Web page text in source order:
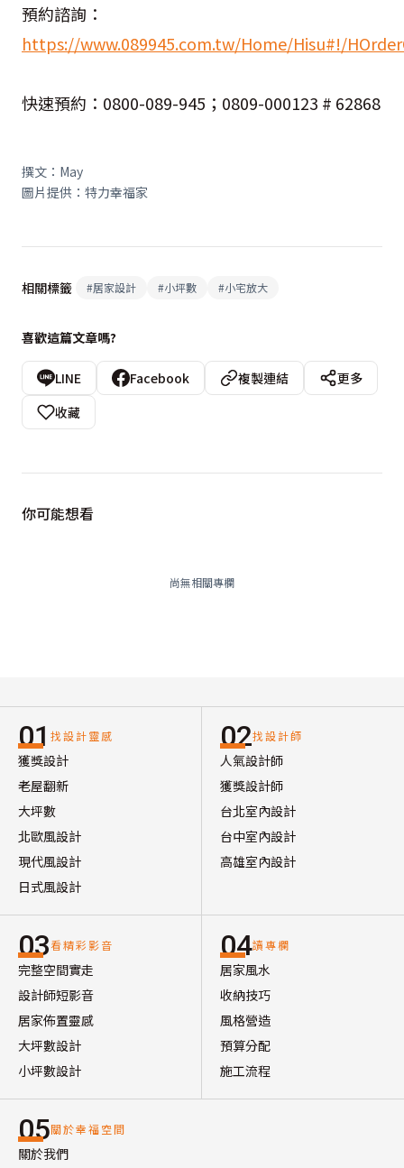
預約諮詢：
https://www.089945.com.tw/Home/Hisu#!/
快速預約：0800-089-945；0809-000123 # 62868
撰文：May
圖片提供：特力幸福家
相關標籤 #居家設計 #小坪數 #小宅放大
喜歡這篇文章嗎?
LINE Facebook 複製連結
更多
收藏
你可能想看
尚無相關專欄
01 找設計靈感
獲獎設計
老屋翻新
大坪數
北歐風設計
現代風設計
日式風設計
02找設計師
人氣設計師
獲獎設計師
台北室內設計
台中室內設計
高雄室內設計
03看精彩影音
完整空間實走
設計師短影音
居家佈置靈感
大坪數設計
小坪數設計
04讀專欄
居家風水
收納技巧
風格營造
預算分配
施工流程
05關於幸福空間
關於我們